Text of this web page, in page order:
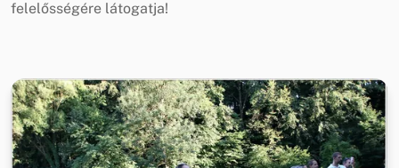
felelősségére látogatja!